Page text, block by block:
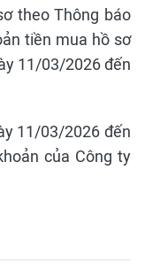
theo Thông báo
tiền mua hồ sơ
11/03/2026 đến
11/03/2026 đến
của Công ty